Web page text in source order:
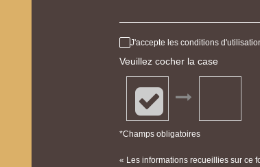
J'accepte les conditions
Veuillez cocher la case
*Champs obligatoires
« Les informations recueillies sur ce